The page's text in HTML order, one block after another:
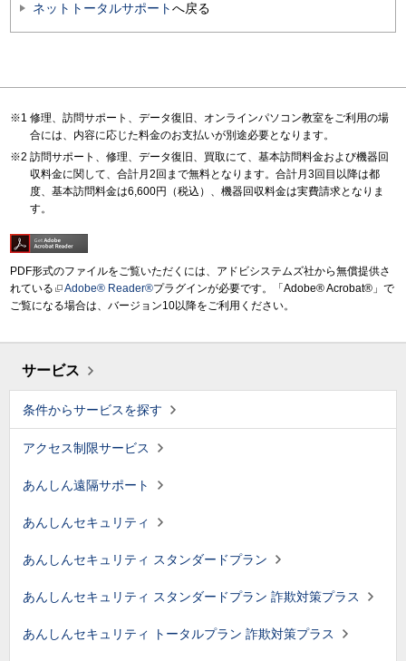
ネットトータルサポートへ戻る
修理、訪問サポート、データ復旧、オンラインパソコン教室をご利用の場
合には、内容に応じた料金のお支払いが別途必要となります。
訪問サポート、修理、データ復旧、買取にて、基本訪問料金および機器回
収料金に関して、合計月2回まで無料となります。合計月3回目以降は都
度、基本訪問料金は6,600円（税込）、機器回収料金は実費請求となりま
す。
PDF形式のファイルをご覧いただくには、アドビシステムズ社から無償提供さ
れている
Adobe® Reader®プラグインが必要です。「Adobe® Acrobat®」で
ご覧になる場合は、バージョン10以降をご利用ください。
サービス
条件からサービスを探す
アクセス制限サービス
あんしん遠隔サポート
あんしんセキュリティ
あんしんセキュリティ スタンダードプラン
あんしんセキュリティ スタンダードプラン 詐欺対策プラス
あんしんセキュリティ トータルプラン 詐欺対策プラス